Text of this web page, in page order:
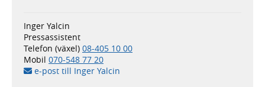
Inger Yalcin
Pressassistent
Telefon (växel) 08-405 10 00
Mobil 070-548 77 20
e-post till Inger Yalcin